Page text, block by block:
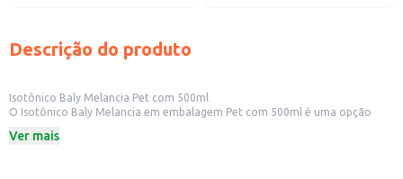
Descrição do produto
Isotônico Baly Melancia Pet com 500ml
O Isotônico Baly Melancia em embalagem Pet com 500ml é uma opção
para revenda em pequenos comércios, como lojas de conveniência,
Ver mais